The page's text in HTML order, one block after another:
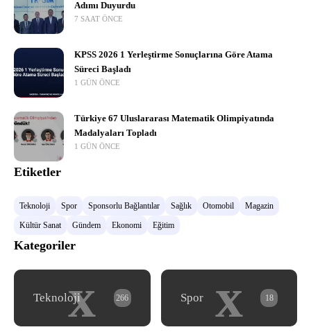
Adımı Duyurdu
7 SAAT ÖNCE
KPSS 2026 1 Yerleştirme Sonuçlarına Göre Atama
Süreci Başladı
1 GÜN ÖNCE
Türkiye 67 Uluslararası Matematik Olimpiyatında
Madalyaları Topladı
1 GÜN ÖNCE
Etiketler
Teknoloji Spor Sponsorlu Bağlantılar Sağlık Otomobil
Magazin
Kültür Sanat
Gündem Ekonomi Eğitim
Kategoriler
x
Teknoloji 266 x
Spor 18